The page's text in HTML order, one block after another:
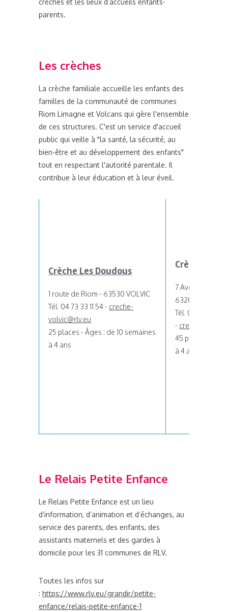
crèches et les lieux d’accueils enfants-
parents.
Les crèches
La crèche familiale accueille les enfants des
familles de la communauté de communes
Riom Limagne et Volcans qui gère l'ensemble
de ces structures. C'est un service d'accueil
public qui veille à "la santé, la sécurité, au
bien-être et au développement des enfants"
tout en respectant l'autorité parentale. Il
contribue à leur éducation et à leur éveil.
Crèche Les Doudous
1 route de Riom - 63530 VOLVIC
Tél. 04 73 33 11 54 - creche-
volvic@rlv.eu
25 places - Âges : de 10 semaines
à 4 ans
Crèche À
7 Avenue du 19
63200 RIOM
Tél. 04 43 28 10
-
45 places -
à 4 ans
Le Relais Petite Enfance
Le Relais Petite Enfance est un lieu
d’information, d’animation et d’échanges, au
service des parents, des enfants, des
assistants maternels et des gardes à
domicile pour les 31 communes de RLV.
Toutes les infos sur
:https://www.rlv.eu/grandir/petite-
enfance/relais-petite-enfance-1